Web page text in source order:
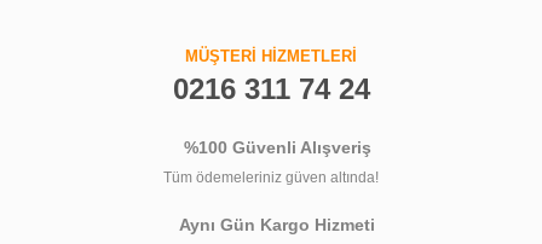
MÜŞTERİ HİZMETLERİ
0216 311 74 24
%100 Güvenli Alışveriş
Tüm ödemeleriniz güven altında!
Aynı Gün Kargo Hizmeti